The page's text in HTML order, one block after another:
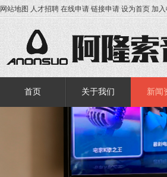
网站地图 人才招聘 在线申请 链接申请 设为首页 加
首页 关于我们 新闻